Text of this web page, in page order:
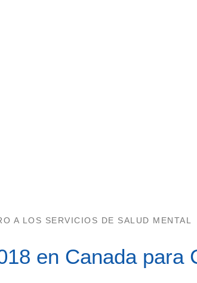
A LOS SERVICIOS DE SALUD MENTAL
en Canada para